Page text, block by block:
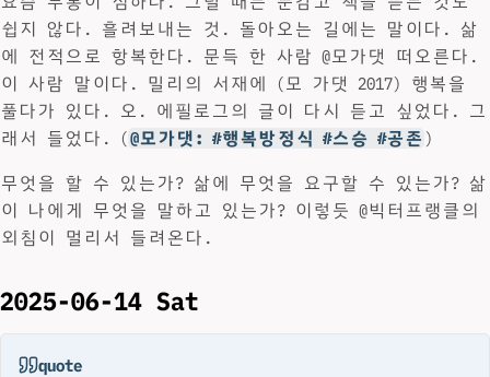
쉽지 않다. 흘려보내는 것. 돌아오는 길에는 말이다. 삶
에 전적으로 항복한다. 문득 한 사람 @모가댓 떠오른다.
이 사람 말이다. 밀리의 서재에 (모 가댓 2017) 행복을
풀다가 있다. 오. 에필로그의 글이 다시 듣고 싶었다. 그
래서 들었다. (@모가댓: #행복방정식 #스승 #공존 )
무엇을 할 수 있는가? 삶에 무엇을 요구할 수 있는가? 삶
이 나에게 무엇을 말하고 있는가? 이렇듯 @빅터프랭클의
외침이 멀리서 들려온다.
2025-06-14 Sat
quote